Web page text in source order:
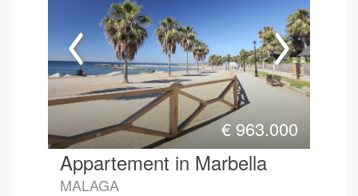
€ 963.000
Appartement in Marbella
MALAGA